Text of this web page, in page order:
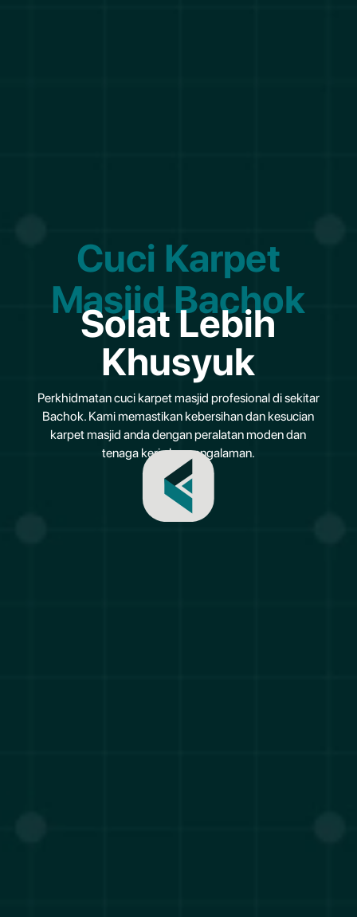
Cuci Karpet
Masjid Bachok
Solat Lebih
Khusyuk
Perkhidmatan cuci karpet masjid profesional di sekitar
Bachok. Kami memastikan kebersihan dan kesucian
karpet masjid anda dengan peralatan moden dan
tenaga kerja berpengalaman.